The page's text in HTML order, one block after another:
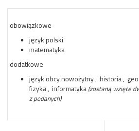
obowiązkowe
język polski
matematyka
dodatkowe
język obcy nowożytny , historia ,
fizyka , informatyka (zostaną wzięte
z podanych)